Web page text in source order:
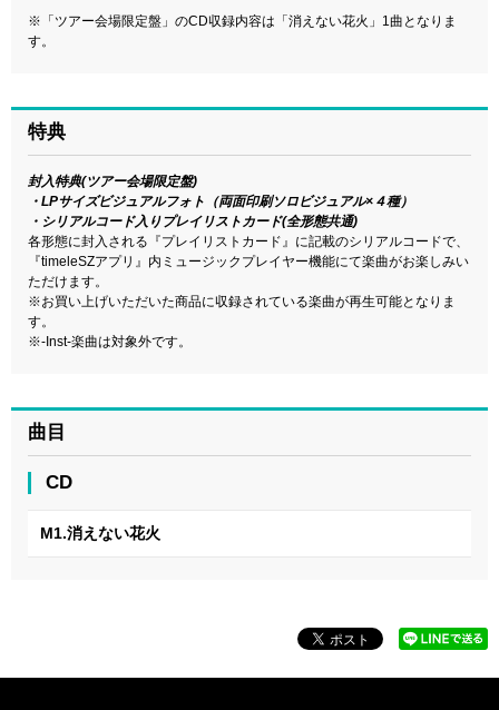
※「ツアー会場限定盤」のCD収録内容は「消えない花火」1曲となりま
す。
特典
封入特典(ツアー会場限定盤)
・LPサイズビジュアルフォト（両面印刷ソロビジュアル×４種）
・シリアルコード入りプレイリストカード(全形態共通)
各形態に封入される『プレイリストカード』に記載のシリアルコードで、
『timeleSZアプリ』内ミュージックプレイヤー機能にて楽曲がお楽しみい
ただけます。
※お買い上げいただいた商品に収録されている楽曲が再生可能となりま
す。
※-Inst-楽曲は対象外です。
曲目
CD
M1.消えない花火